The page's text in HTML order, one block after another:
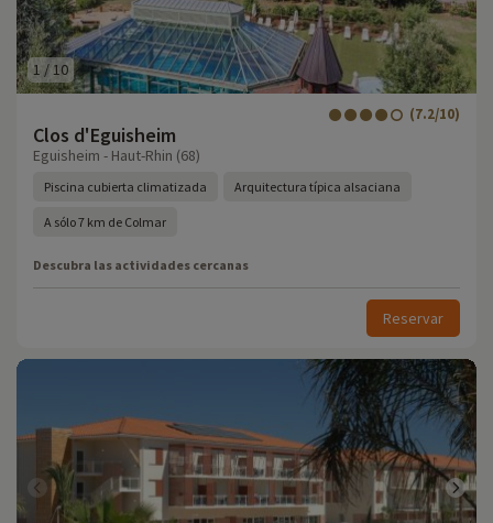
1 / 10
Clos d'Eguisheim
(7.2/10)
Eguisheim - Haut-Rhin (68)
Piscina cubierta climatizada Arquitectura típica alsaciana
A sólo 7 km de Colmar
Descubra las actividades cercanas
Reservar